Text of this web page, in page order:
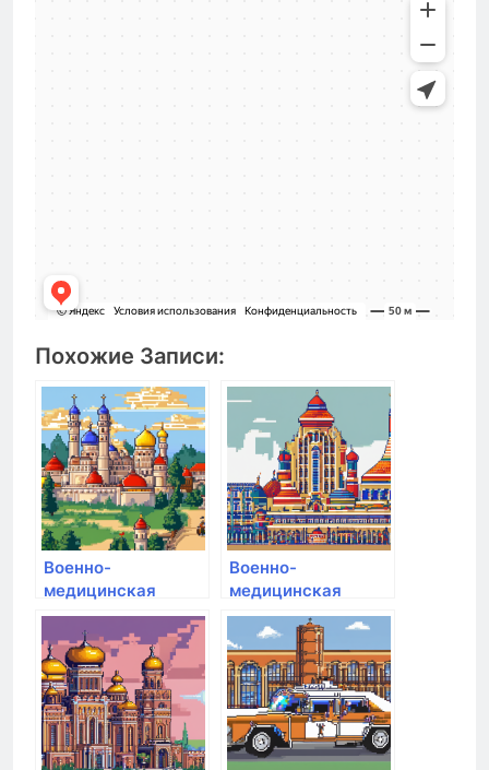
Похожие Записи:
Военно-
медицинская
академия им. С.М.
Кирова
Военно-
медицинская
академия им. С.М.
Кирова